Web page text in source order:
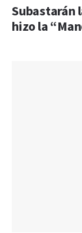
Subastarán
hizo la